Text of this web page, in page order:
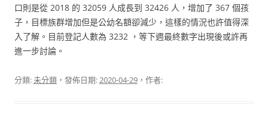
口則是從 2018 的 32059 人成長到 32426 人，增加了 367 個孩
子，目標族群增加但是公幼名額卻減少，這樣的情況也許值得深
入了解。目前登記人數為 3232 ，等下週最終數字出現後或許再
進一步討論。
分類:未分類 ，發佈日期:2020-04-29 ，作者: